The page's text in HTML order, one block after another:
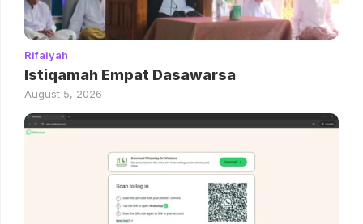
Rifaiyah
Istiqamah Empat Dasawarsa
August 5, 2026